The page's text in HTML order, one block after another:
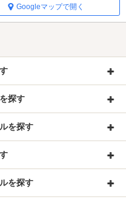
Googleマップで開く
探す
を探す
を探す